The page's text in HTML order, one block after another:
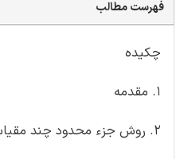
فهرست مطالب
چکیده
1. مقدمه
2. روش جزء محدود چند مقیاسی تصادفی